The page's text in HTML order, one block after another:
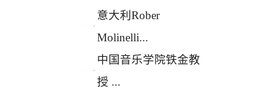
·
意大利Rober
Molinelli...
·
中国音乐学院铁金教
授 ...